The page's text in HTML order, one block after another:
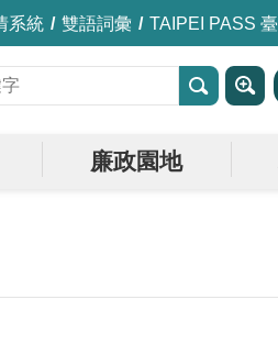
系統 雙語詞彙 TAIPEI PASS
廉政園地